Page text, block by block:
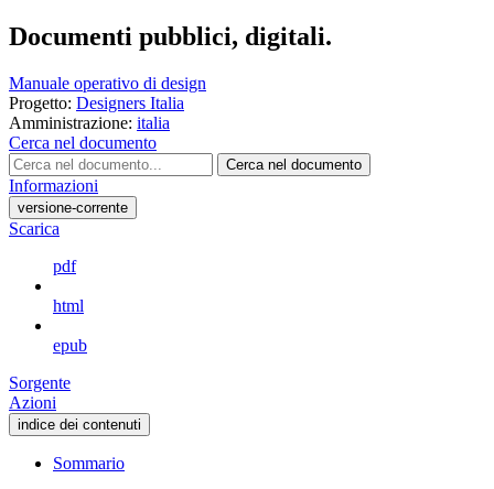
Documenti pubblici, digitali.
Manuale operativo di design
Progetto: Designers Italia
Amministrazione: italia
Cerca nel documento
Cerca nel documento
Informazioni
versione-corrente
Scarica
pdf
html
epub
Sorgente
Azioni
indice dei contenuti
Sommario